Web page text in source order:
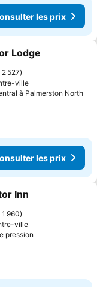
les prix
favoris
Lodge
2 527
ville
à Palmerston North
les prix
favoris
Inn
1 960
ville
pression